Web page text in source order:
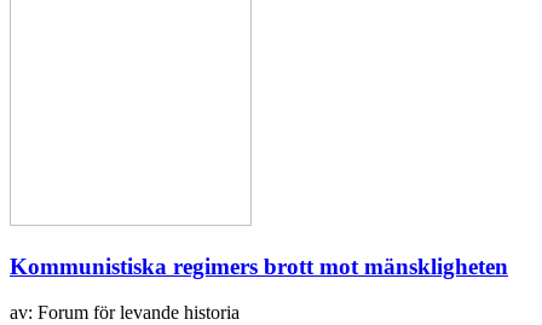
Kommunistiska regimers brott mot mänskligheten
av: Forum för levande historia